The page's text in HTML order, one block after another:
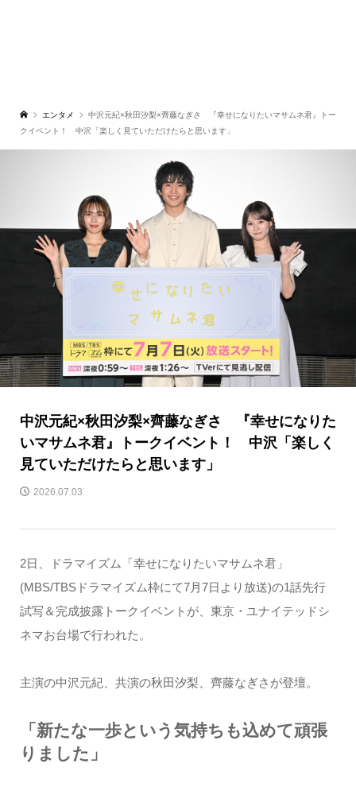
エンタメ
中沢元紀×秋田汐梨×齊藤なぎさ 『幸せになりたいマサムネ君』トー
クイベント！ 中沢「楽しく見ていただけたらと思います」
中沢元紀×秋田汐梨×齊藤なぎさ 『幸せになりた
いマサムネ君』トークイベント！ 中沢「楽しく
見ていただけたらと思います」
2026.07.03
2日、ドラマイズム「幸せになりたいマサムネ君」
(MBS/TBSドラマイズム枠にて7月7日より放送)の1話先⾏
試写＆完成披露トークイベントが、東京・ユナイテッドシ
ネマお台場で行われた。
主演の中沢元紀、共演の秋田汐梨、齊藤なぎさが登壇。
「新たな一歩という気持ちも込めて頑張
りました」